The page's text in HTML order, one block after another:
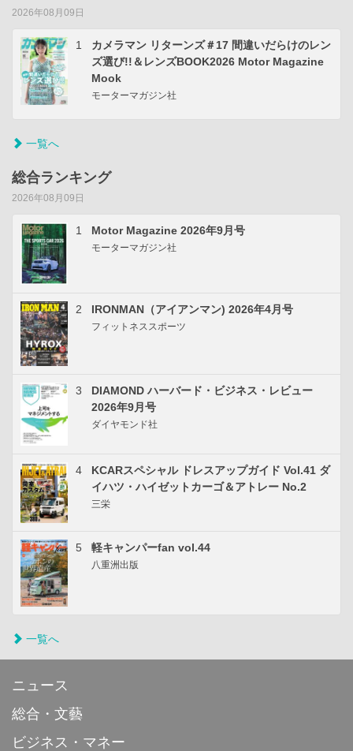
2026年08月09日
1
カメラマン リターンズ＃17 間違いだらけのレン
ズ選び!!＆レンズBOOK2026 Motor Magazine
Mook
モーターマガジン社
一覧へ
総合ランキング
2026年08月09日
1 Motor Magazine 2026年9月号
モーターマガジン社
2 IRONMAN（アイアンマン) 2026年4月号
フィットネススポーツ
3
DIAMOND ハーバード・ビジネス・レビュー
2026年9月号
ダイヤモンド社
4
KCARスペシャル ドレスアップガイド Vol.41 ダ
イハツ・ハイゼットカーゴ＆アトレー No.2
三栄
5 軽キャンパーfan vol.44
八重洲出版
一覧へ
ニュース
総合・文藝
ビジネス・マネー